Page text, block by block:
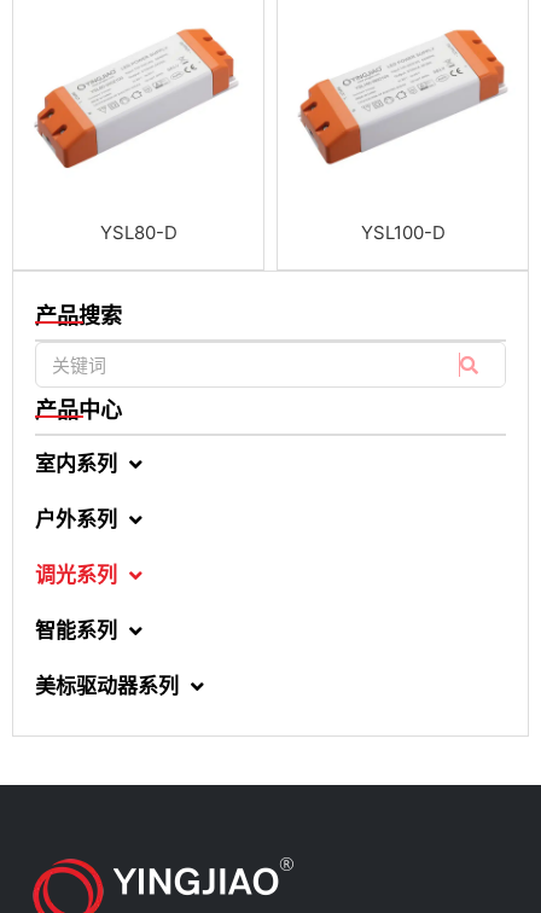
产品搜索
产品中心
室内系列
户外系列
调光系列
智能系列
美标驱动器系列
YSL80-D YSL100-D